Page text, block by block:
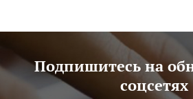
Подпишитесь на
соцсетях